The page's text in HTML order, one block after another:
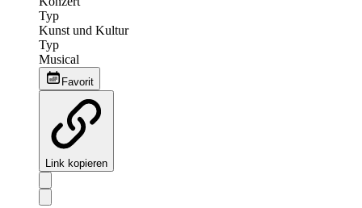
Typ
Kunst und Kultur
Typ
Musical
Favorit
Link kopieren